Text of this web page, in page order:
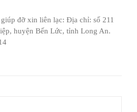
đỡ xin liên lạc: Địa chỉ: số 211
huyện Bến Lức, tỉnh Long An.